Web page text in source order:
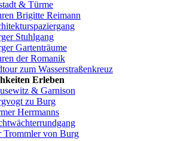
& Türme
Brigitte Reimann
Stuhlgang
Gartenträume
der Romanik
zum Wasserstraßenkreuz
Erleben
& Garnison
zu Burg
Herrmanns
Trommler von Burg